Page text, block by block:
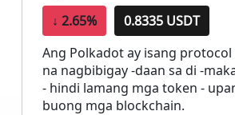
↓ 2.65%
0.8335 USDT
Ang Polkadot ay isang
na nagbibigay -daan sa di -
- hindi lamang mga token -
buong mga blockchain.